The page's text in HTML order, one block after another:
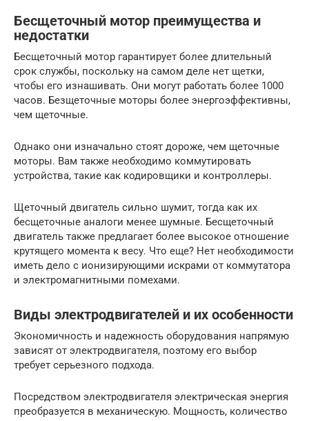
Бесщеточный мотор преимущества и
недостатки
Бесщеточный мотор гарантирует более длительный
срок службы, поскольку на самом деле нет щетки,
чтобы его изнашивать. Они могут работать более 1000
часов. Безщеточные моторы более энергоэффективны,
чем щеточные.
Однако они изначально стоят дороже, чем щеточные
моторы. Вам также необходимо коммутировать
устройства, такие как кодировщики и контроллеры.
Щеточный двигатель сильно шумит, тогда как их
бесщеточные аналоги менее шумные. Бесщеточный
двигатель также предлагает более высокое отношение
крутящего момента к весу. Что еще? Нет необходимости
иметь дело с ионизирующими искрами от коммутатора
и электромагнитными помехами.
Виды электродвигателей и их особенности
Экономичность и надежность оборудования напрямую
зависят от электродвигателя, поэтому его выбор
требует серьезного подхода.
Посредством электродвигателя электрическая энергия
преобразуется в механическую. Мощность, количество